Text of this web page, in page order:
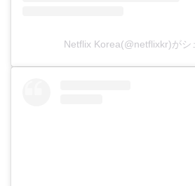
Netflix Korea(@netflixkr)がシ